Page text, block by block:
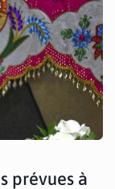
prévues à